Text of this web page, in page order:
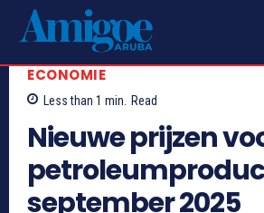
ECONOMIE
Less than 1 min. Read
Nieuwe prijzen
september 2025